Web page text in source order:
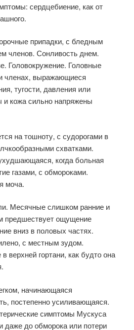
сердцебиение, как от
припадки, с бледным
членов. Сонливость днем.
Головокружение. Головные
членах, выражающиеся
тугости, давления или
кожа сильно напряжены
на тошноту, с судорогами в
схватками.
когда больная
газами, с обмороками.
моча.
Месячные слишком ранние и
предшествует ощущение
вниз в половых частях.
с местным зудом.
верхней гортани, как будто она
начинающаяся
постепенно усиливающаяся.
симптомы Мускуса
даже до обморока или потери